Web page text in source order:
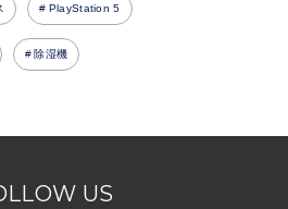
PlayStation 5
除湿機
US